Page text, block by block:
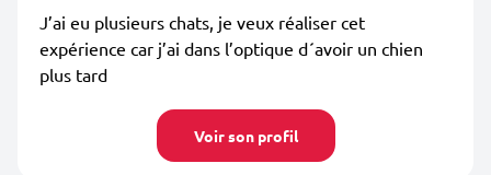
J’ai eu plusieurs chats, je veux réaliser cet
expérience car j’ai dans l’optique d´avoir un chien
plus tard
Voir son profil